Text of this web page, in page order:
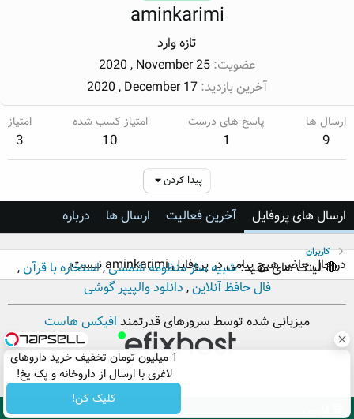
1 میلیون تومان تخفیف خرید داروهای
لاغری با ارسال از داروخانه و پک یخ!
کلیک کن!
aminkarimi
تازه وارد
عضویت 2020 , November 25
آخرین بازدید 2020 , December 17
ارسال ها
9
پاسخ های درست
1
امتیاز کسب شده
10
امتیاز
3
پیدا کردن
ارسال های پروفایل آخرین فعالیت ارسال ها درباره
در حال حاضر هیچ پیامی در پروفایل aminkarimi نیست.
کاربران
🔴 لینک های مفید:شبیه ساز منظومه شمسی,استخاره با قرآن,
فال حافظ آنلاین, دانلود والپیپر گوشی
میزبانی شده توسط سرورهای قدرتمند افیکس هاست